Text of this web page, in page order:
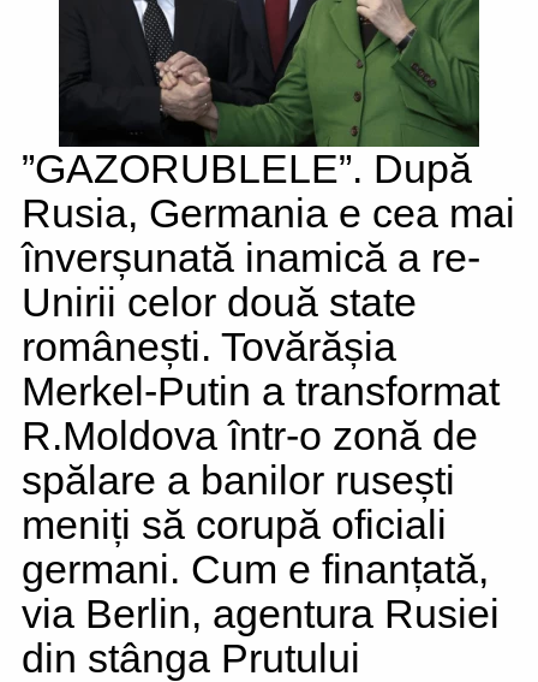
”GAZORUBLELE”. După
Rusia, Germania e cea mai
înverșunată inamică a re-
Unirii celor două state
românești. Tovărășia
Merkel-Putin a transformat
R.Moldova într-o zonă de
spălare a banilor rusești
meniți să corupă oficiali
germani. Cum e finanțată,
via Berlin, agentura Rusiei
din stânga Prutului